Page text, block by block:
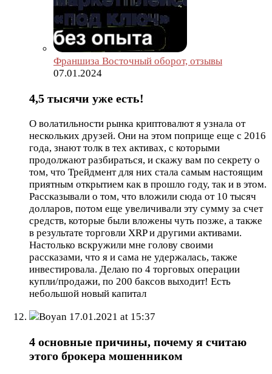
Франшиза Восточный оборот, отзывы
07.01.2024
4,5 тысячи уже есть!
О волатильности рынка криптовалют я узнала от
нескольких друзей. Они на этом поприще еще с 2016
года, знают толк в тех активах, с которыми
продолжают разбираться, и скажу вам по секрету о
том, что Трейдмент для них стала самым настоящим
приятным открытием как в прошло году, так и в этом.
Рассказывали о том, что вложили сюда от 10 тысяч
долларов, потом еще увеличивали эту сумму за счет
средств, которые были вложены чуть позже, а также
в результате торговли XRP и другими активами.
Настолько вскружили мне голову своими
рассказами, что я и сама не удержалась, также
инвестировала. Делаю по 4 торговых операции
купли/продажи, по 200 баксов выходит! Есть
небольшой новый капитал
Boyan 17.01.2021 at 15:37
4 основные причины, почему я считаю
этого брокера мошенником